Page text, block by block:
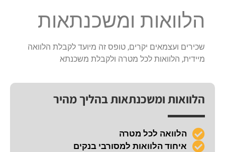
הלוואות ומשכנתאות
שכירים ועצמאים יקרים, טופס זה מיועד לקבלת הלוואה
מיידית, הלוואות לכל מטרה ולקבלת משכנתא
הלוואות ומשכנתאות בהליך מהיר
הלוואה לכל מטרה
איחוד הלוואות למסורבי בנקים